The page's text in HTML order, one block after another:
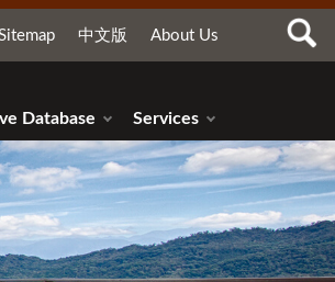
中文版 About Us
Database Services